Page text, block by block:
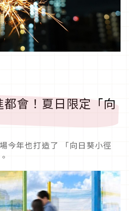
會！夏日限定「向
今年也打造了 「向日葵小徑